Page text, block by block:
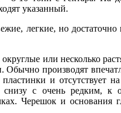
указанный.
легкие, но
или несколько
производят
и отсутствует
снизу с очень редким,
Черешок и основания